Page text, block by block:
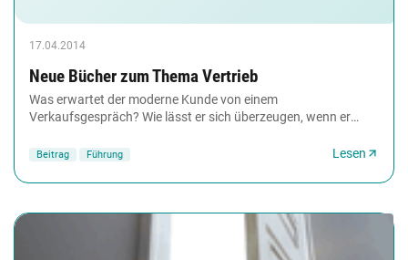
17.04.2014
Neue Bücher zum Thema Vertrieb
Was erwartet der moderne Kunde von einem
Verkaufsgespräch? Wie lässt er sich überzeugen, wenn er
Welche...
Beitrag Führung Lesen